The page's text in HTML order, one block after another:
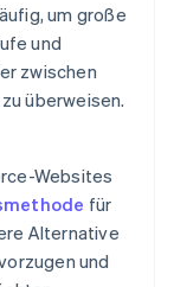
um große
und
zwischen
überweisen.
Websites
für
Alternative
und